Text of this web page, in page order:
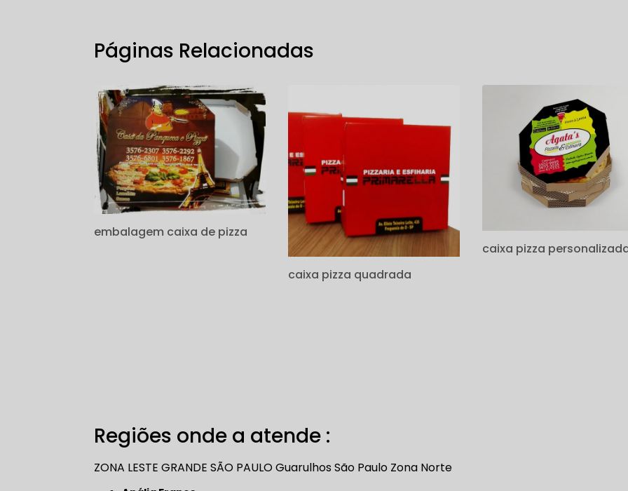
Páginas Relacionadas
embalagem caixa de pizza
caixa pizza quadrada
caixa pizza
Regiões onde a atende :
ZONA LESTE GRANDE SÃO PAULOGuarulhos São Paulo Zona Norte